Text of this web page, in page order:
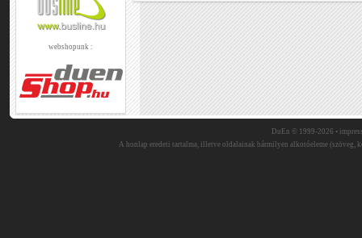
webshopunk :
DuEn © 1999-2026 •
A honlap eredeti tartalma, illetve oldalainak bármilyen alkotóeleme (szöveg,